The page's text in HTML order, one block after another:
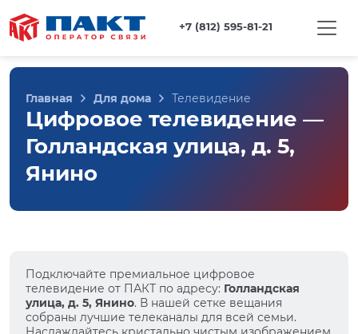
+7 (812) 595-81-21
Главная Для дома Телевидение
Цифровое телевидение —
Голландская улица, д. 5,
Янино
Подключайте премиальное цифровое
телевидение от ПАКТ по адресу: Голландская
улица, д. 5, Янино. В нашей сетке вещания
собраны лучшие телеканалы для всей семьи.